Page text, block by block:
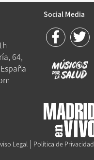
64,
Social Media
Legal | Política de Privacidad